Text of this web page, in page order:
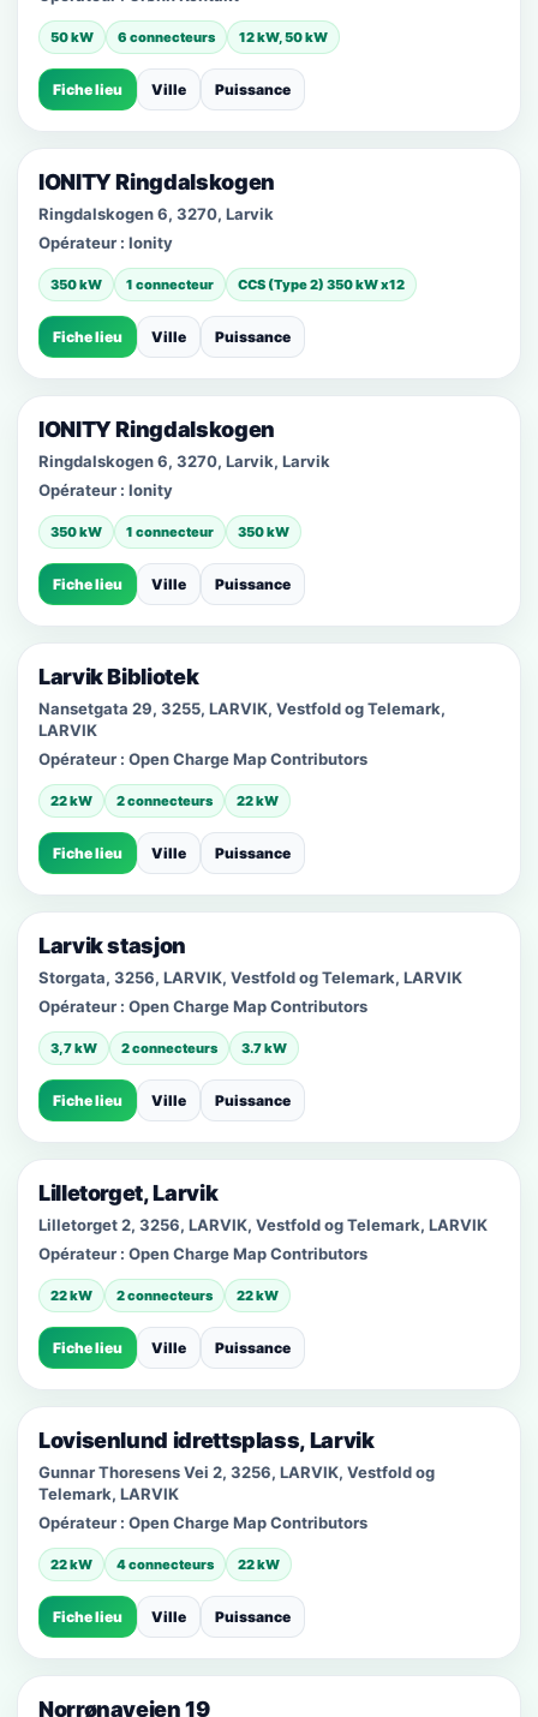
50 kW 6 connecteurs 12 kW, 50 kW
Fiche lieu Ville Puissance
IONITY Ringdalskogen
Ringdalskogen 6, 3270, Larvik
Opérateur : Ionity
350 kW 1 connecteur CCS (Type 2) 350 kW x12
Fiche lieu Ville Puissance
IONITY Ringdalskogen
Ringdalskogen 6, 3270, Larvik, Larvik
Opérateur : Ionity
350 kW 1 connecteur 350 kW
Fiche lieu Ville Puissance
Larvik Bibliotek
Nansetgata 29, 3255, LARVIK, Vestfold og Telemark,
LARVIK
Opérateur : Open Charge Map Contributors
22 kW 2 connecteurs 22 kW
Fiche lieu Ville Puissance
Larvik stasjon
Storgata, 3256, LARVIK, Vestfold og Telemark, LARVIK
Opérateur : Open Charge Map Contributors
3,7 kW 2 connecteurs 3.7 kW
Fiche lieu Ville Puissance
Lilletorget, Larvik
Lilletorget 2, 3256, LARVIK, Vestfold og Telemark, LARVIK
Opérateur : Open Charge Map Contributors
22 kW 2 connecteurs 22 kW
Fiche lieu Ville Puissance
Lovisenlund idrettsplass, Larvik
Gunnar Thoresens Vei 2, 3256, LARVIK, Vestfold og
Telemark, LARVIK
Opérateur : Open Charge Map Contributors
22 kW 4 connecteurs 22 kW
Fiche lieu Ville Puissance
Norrønaveien 19